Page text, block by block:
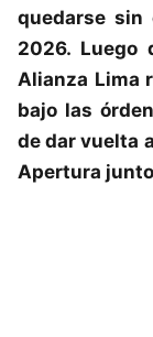
quedarse sin
2026. Luego
Alianza Lima
bajo las
de dar vuelta
Apertura